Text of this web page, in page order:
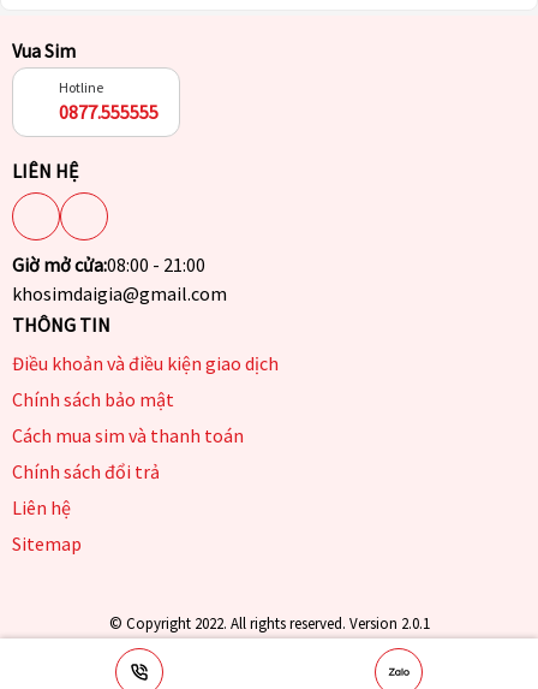
Vua Sim
Hotline
0877.555555
LIÊN HỆ
Giờ mở cửa:08:00 - 21:00
khosimdaigia@gmail.com
THÔNG TIN
Điều khoản và điều kiện giao dịch
Chính sách bảo mật
Cách mua sim và thanh toán
Chính sách đổi trả
Liên hệ
Sitemap
© Copyright 2022. All rights reserved. Version 2.0.1